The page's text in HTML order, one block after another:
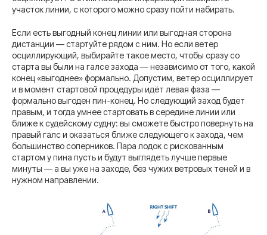
участок линии, с которого можно сразу пойти набирать.
Если есть выгодный конец линии или выгодная сторона
дистанции — стартуйте рядом с ним. Но если ветер
осциллирующий, выбирайте такое место, чтобы сразу со
старта вы были на галсе захода — независимо от того, какой
конец «выгоднее» формально. Допустим, ветер осциллирует
и в момент стартовой процедуры идёт левая фаза —
формально выгоден пин-конец. Но следующий заход будет
правым, и тогда умнее стартовать в середине линии или
ближе к судейскому судну: вы сможете быстро повернуть на
правый галс и оказаться ближе следующего к захода, чем
большинство соперников. Пара лодок с рискованным
стартом у пина пусть и будут выглядеть лучше первые
минуты — а вы уже на заходе, без чужих ветровых теней и в
нужном направлении.